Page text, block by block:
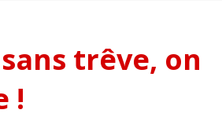
trêve, on
!